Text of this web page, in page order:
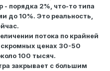
- порядка 2%, что-то типа
до 10%. Это реальность,
потока по крайней
скромных ценах 30-50
100 тысяч.
закрывает с большим